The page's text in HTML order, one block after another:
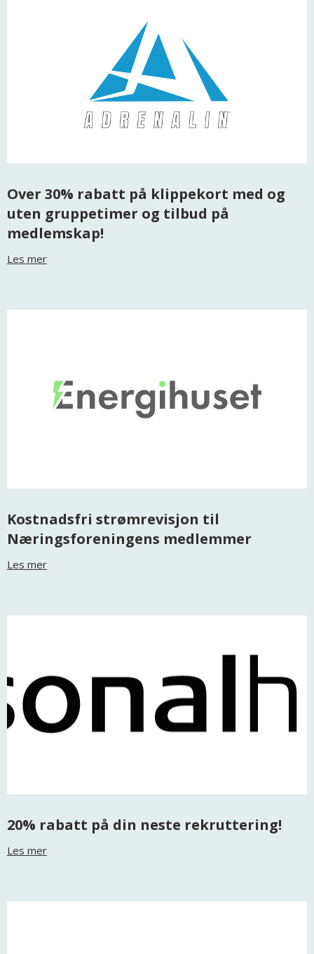
Over 30% rabatt på klippekort med og
uten gruppetimer og tilbud på
medlemskap!
Les mer
Kostnadsfri strømrevisjon til
Næringsforeningens medlemmer
Les mer
20% rabatt på din neste rekruttering!
Les mer